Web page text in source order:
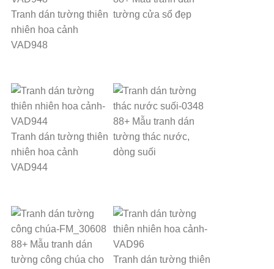
Tranh dán tường thiên
nhiên hoa cảnh
VAD948
tường cửa sổ đẹp
Tranh dán tường thiên
nhiên hoa cảnh
VAD944
88+ Mẫu tranh dán
tường thác nước,
dòng suối
88+ Mẫu tranh dán
tường công chúa cho
Tranh dán tường thiên